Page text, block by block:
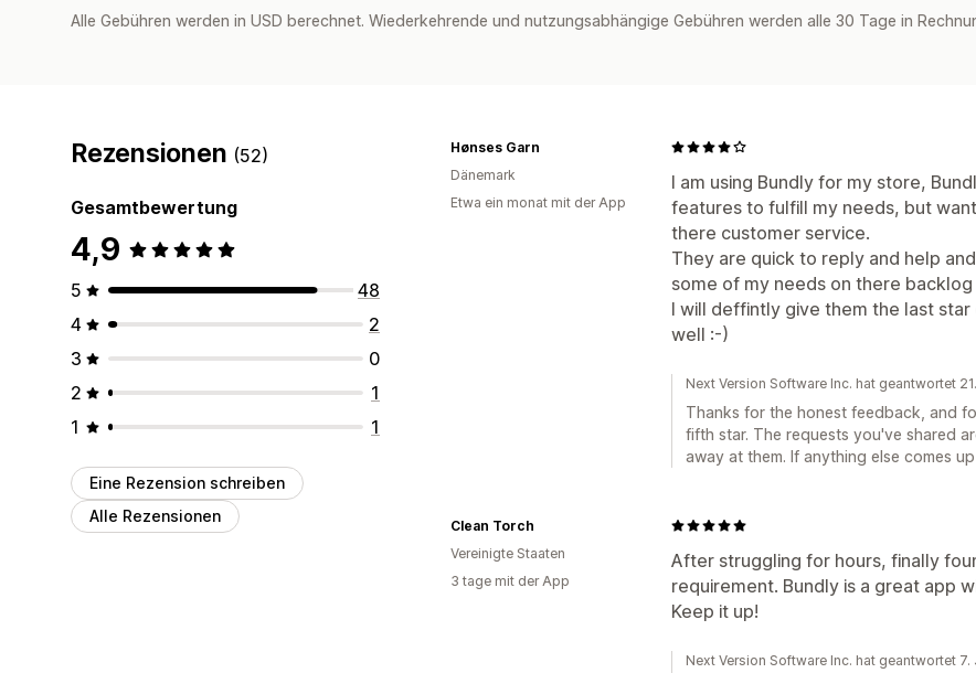
Alle Gebühren werden in USD berechnet. Wiederkehrende und nutzungsabhängige Gebühren werden alle 30 Tage in
Rezensionen (52)
Gesamtbewertung
4,9
5
48
4
2
3
0
2
1
1
1
Eine Rezension schreiben
Alle Rezensionen
I am using Bundly for my store,
features to fulfill my needs, but
there customer service.
They are quick to reply and help
some of my needs on there
I will deffintly give them the last
well :-)
Hønses Garn
Dänemark
Etwa ein monat mit der App
Next Version Software Inc. hat geantwortet
Thanks for the honest feedback, and
fifth star. The requests you've shared
away at them. If anything else comes
After struggling for hours, finally
requirement. Bundly is a great app
Keep it up!
Clean Torch
Vereinigte Staaten
3 tage mit der App
Next Version Software Inc. hat geantwortet